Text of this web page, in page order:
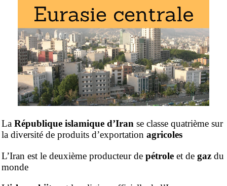
La République islamique d’Iran se classe quatrième sur
la diversité de produits d’exportation agricoles
L’Iran est le deuxième producteur de pétrole et de gaz du
monde